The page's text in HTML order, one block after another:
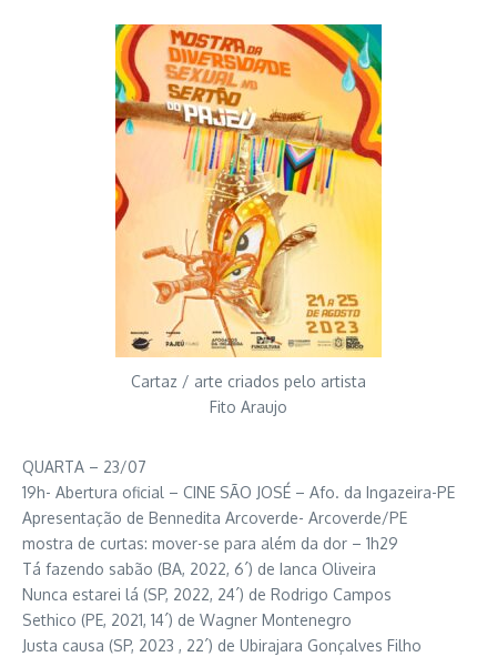
Cartaz / arte criados pelo artista
Fito Araujo
QUARTA – 23/07
19h- Abertura oficial – CINE SÃO JOSÉ – Afo. da Ingazeira-PE
Apresentação de Bennedita Arcoverde- Arcoverde/PE
mostra de curtas: mover-se para além da dor – 1h29
Tá fazendo sabão (BA, 2022, 6´) de Ianca Oliveira
Nunca estarei lá (SP, 2022, 24´) de Rodrigo Campos
Sethico (PE, 2021, 14´) de Wagner Montenegro
Justa causa (SP, 2023 , 22´) de Ubirajara Gonçalves Filho